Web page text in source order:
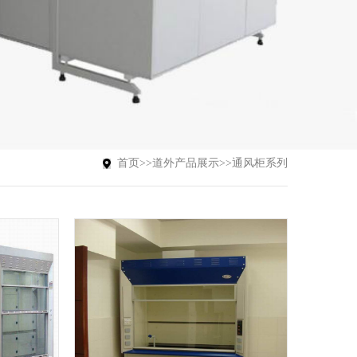
首页 >>道外产品展示>>通风柜系列